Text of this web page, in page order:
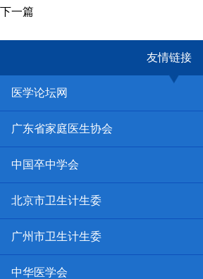
下一篇
友情链接
医学论坛网
广东省家庭医生协会
中国卒中学会
北京市卫生计生委
广州市卫生计生委
中华医学会